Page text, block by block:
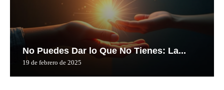
No Puedes Dar lo Que No Tienes: La...
19 de febrero de 2025